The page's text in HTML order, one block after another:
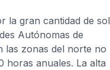
la gran cantidad de sol
Autónomas de
las zonas del norte no
horas anuales. La alta